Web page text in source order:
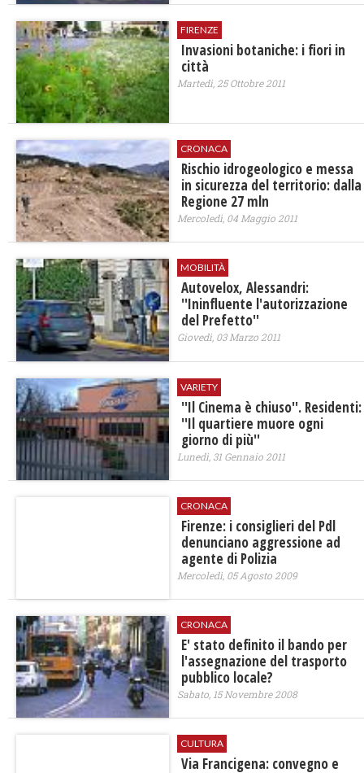
FIRENZE
Invasioni botaniche: i fiori in
città
Martedì, 25 Ottobre 2011
CRONACA
Rischio idrogeologico e messa
in sicurezza del territorio: dalla
Regione 27 mln
Mercoledì, 04 Maggio 2011
MOBILITÀ
Autovelox, Alessandri:
''Ininfluente l'autorizzazione
del Prefetto''
Giovedì, 03 Marzo 2011
VARIETY
''Il Cinema è chiuso''. Residenti:
''Il quartiere muore ogni
giorno di più''
Lunedì, 31 Gennaio 2011
CRONACA
Firenze: i consiglieri del Pdl
denunciano aggressione ad
agente di Polizia
Mercoledì, 05 Agosto 2009
CRONACA
E' stato definito il bando per
l'assegnazione del trasporto
pubblico locale?
Sabato, 15 Novembre 2008
CULTURA
Via Francigena: convegno e